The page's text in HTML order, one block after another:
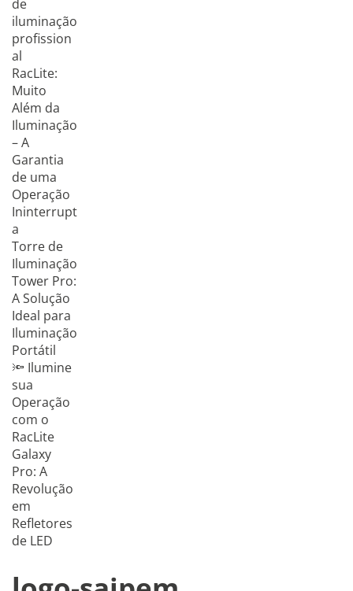
de
iluminação
profission
al
RacLite:
Muito
Além da
Iluminação
– A
Garantia
de uma
Operação
Ininterrupt
a
Torre de
Iluminação
Tower Pro:
A Solução
Ideal para
Iluminação
Portátil
🔦 Ilumine
sua
Operação
com o
RacLite
Galaxy
Pro: A
Revolução
em
Refletores
de LED